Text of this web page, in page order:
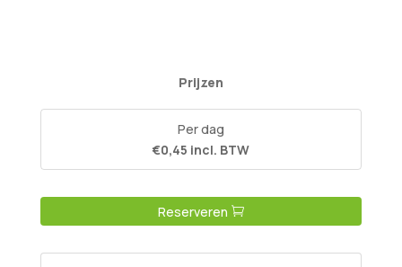
Prijzen
Per dag
€0,45 incl. BTW
Reserveren